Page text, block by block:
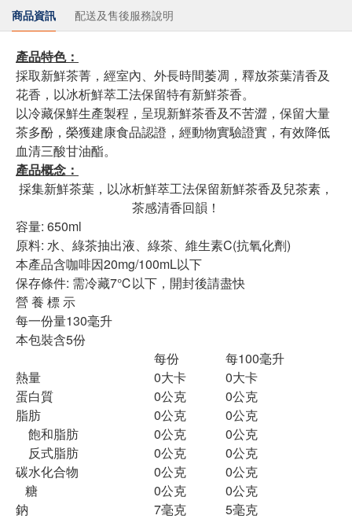
商品資訊 配送及售後服務說明
產品特色：
採取新鮮茶菁，經室內、外長時間萎凋，釋放茶葉清香及
花香，以冰析鮮萃工法保留特有新鮮茶香。
以冷藏保鮮生產製程，呈現新鮮茶香及不苦澀，保留大量
茶多酚，榮獲建康食品認證，經動物實驗證實，有效降低
血清三酸甘油酯。
產品概念：
採集新鮮茶葉，以冰析鮮萃工法保留新鮮茶香及兒茶素，
茶感清香回韻！
容量: 650ml
原料: 水、綠茶抽出液、綠茶、維生素C(抗氧化劑)
本產品含咖啡因20mg/100mL以下
保存條件: 需冷藏7℃以下，開封後請盡快
營 養 標 示
每一份量130毫升
本包裝含5份
每份
每100毫升
熱量
0大卡
0大卡
蛋白質
0公克
0公克
脂肪
0公克
0公克
飽和脂肪
0公克
0公克
反式脂肪
0公克
0公克
碳水化合物
0公克
0公克
糖
0公克
0公克
鈉
7毫克 5毫克